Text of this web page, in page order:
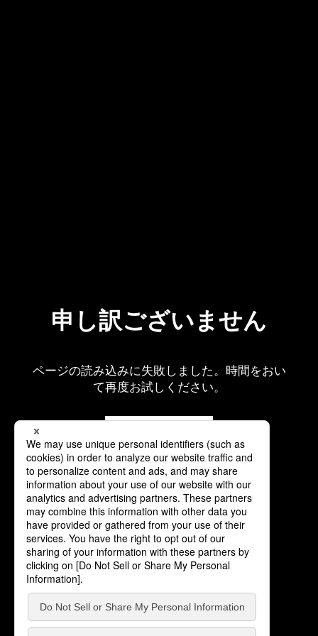
申し訳ございません
ページの読み込みに失敗しました。時間をおい
て再度お試しください。